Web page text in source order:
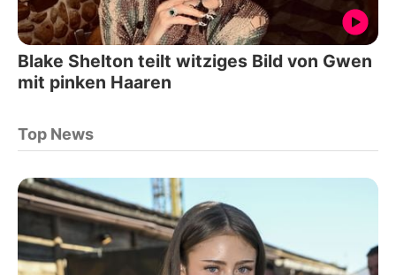
Blake Shelton teilt witziges Bild von Gwen
mit pinken Haaren
Top News